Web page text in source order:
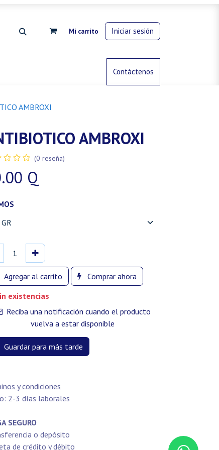
Mi carrito Iniciar sesión
Control de animalesContáctenos
AMBROXI
AMBROXI
(0 reseña)
Q
Agregar al carrito
Comprar ahora
existencias
Reciba una notificación cuando el producto
vuelva a estar disponible
Guardar para más tarde
y condiciones
2-3 días laborales
SEGURO
o depósito
de crédito y débito